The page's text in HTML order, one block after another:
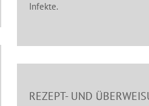
Infekte.
REZEPT- UND